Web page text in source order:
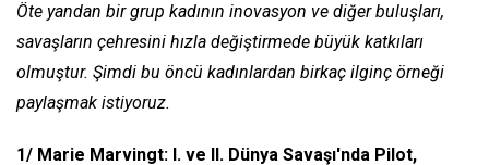
Öte yandan bir grup kadının inovasyon ve diğer buluşları,
savaşların çehresini hızla değiştirmede büyük katkıları
olmuştur. Şimdi bu öncü kadınlardan birkaç ilginç örneği
paylaşmak istiyoruz.
1/ Marie Marvingt: I. ve II. Dünya Savaşı'nda Pilot,